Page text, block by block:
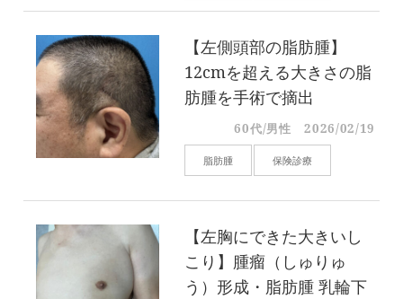
【左側頭部の脂肪腫】
12cmを超える大きさの脂
肪腫を手術で摘出
60代/男性 2026/02/19
脂肪腫 保険診療
【左胸にできた大きいし
こり】腫瘤（しゅりゅ
う）形成・脂肪腫 乳輪下